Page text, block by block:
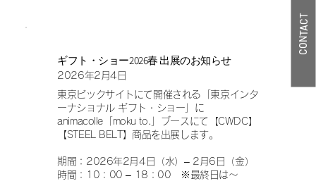
ギフト・ショー2026春 出展のお知らせ
2026年2月4日
東京ビックサイトにて開催される「東京インタ
ーナショナル ギフト・ショー」に
animacolle「moku to.」ブースにて【CWDC】
【STEEL BELT】商品を出展します。
期間：2026年2月4日（水）– 2月6日（金）
時間：10：00 – 18：00 ※最終日は～
CONTACT